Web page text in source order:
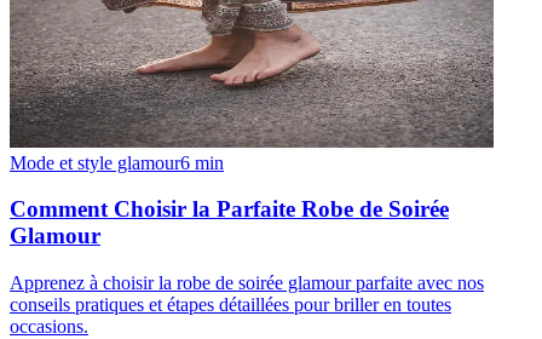
Mode et style glamour6 min
Comment Choisir la Parfaite Robe de Soirée
Glamour
Apprenez à choisir la robe de soirée glamour parfaite avec nos
conseils pratiques et étapes détaillées pour briller en toutes
occasions.